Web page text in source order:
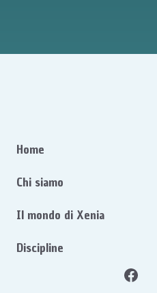
Home
Chi siamo
Il mondo di Xenia
Discipline
Facebook